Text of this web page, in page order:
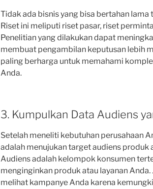
Tidak ada bisnis yang bisa bertahan
Riset ini meliputi riset pasar, riset
Penelitian yang dilakukan dapat
membuat pengambilan keputusan lebih
paling berharga untuk memahami
Anda.
3. Kumpulkan Data Audiens
Setelah meneliti kebutuhan perusahaan
adalah menujukan target audiens produk
Audiens adalah kelompok konsumen
menginginkan produk atau layanan
melihat kampanye Anda karena